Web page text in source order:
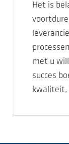
Het is
met u
succes
kwaliteit,